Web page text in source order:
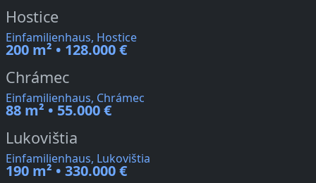
Hostice
Einfamilienhaus, Hostice
200 m² • 128.000 €
Chrámec
Einfamilienhaus, Chrámec
88 m² • 55.000 €
Lukovištia
Einfamilienhaus, Lukovištia
190 m² • 330.000 €